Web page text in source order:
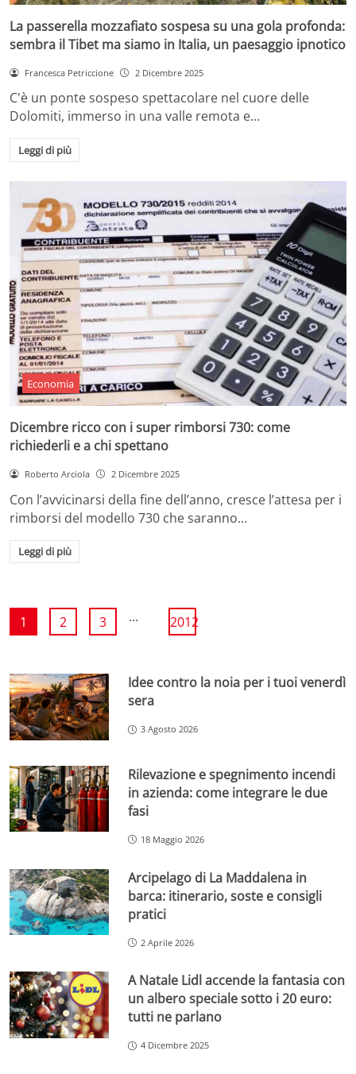
La passerella mozzafiato sospesa su una gola profonda:
sembra il Tibet ma siamo in Italia, un paesaggio ipnotico
Francesca Petriccione 2 Dicembre 2025
C'è un ponte sospeso spettacolare nel cuore delle
Dolomiti, immerso in una valle remota e…
Leggi di più
Economia
Dicembre ricco con i super rimborsi 730: come
richiederli e a chi spettano
Roberto Arciola 2 Dicembre 2025
Con l’avvicinarsi della fine dell’anno, cresce l’attesa per i
rimborsi del modello 730 che saranno…
Leggi di più
1 2 3 ... 2012
Idee contro la noia per i tuoi venerdì
sera
3 Agosto 2026
Rilevazione e spegnimento incendi
in azienda: come integrare le due
fasi
18 Maggio 2026
Arcipelago di La Maddalena in
barca: itinerario, soste e consigli
pratici
2 Aprile 2026
A Natale Lidl accende la fantasia con
un albero speciale sotto i 20 euro:
tutti ne parlano
4 Dicembre 2025